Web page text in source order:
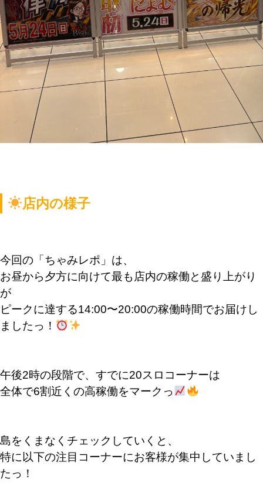
店内の様子
今回の「ちゃみレポ」は、
お昼から夕方に向けて最も店内の稼働と盛り上がり
が
ピークに達する14:00〜20:00の稼働時間でお届けし
ましたっ！
午後2時の段階で、すでに20スロコーナーは
全体で6割近くの高稼働をマークっ
島をくまなくチェックしていくと、
特に以下の注目コーナーにお客様が集中していまし
たっ！